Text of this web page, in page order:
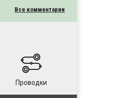
Все комментарии
Проводки